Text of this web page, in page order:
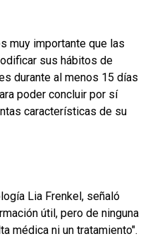
muy importante que las
sus hábitos de
durante al menos 15 días
poder concluir por sí
características de su
Lia Frenkel, señaló
útil, pero de ninguna
médica ni un tratamiento".